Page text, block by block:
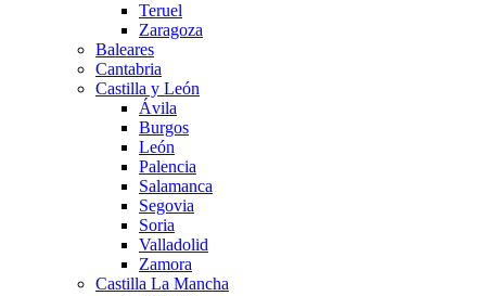
Teruel
Zaragoza
Baleares
Cantabria
Castilla y León
Ávila
Burgos
León
Palencia
Salamanca
Segovia
Soria
Valladolid
Zamora
Castilla La Mancha